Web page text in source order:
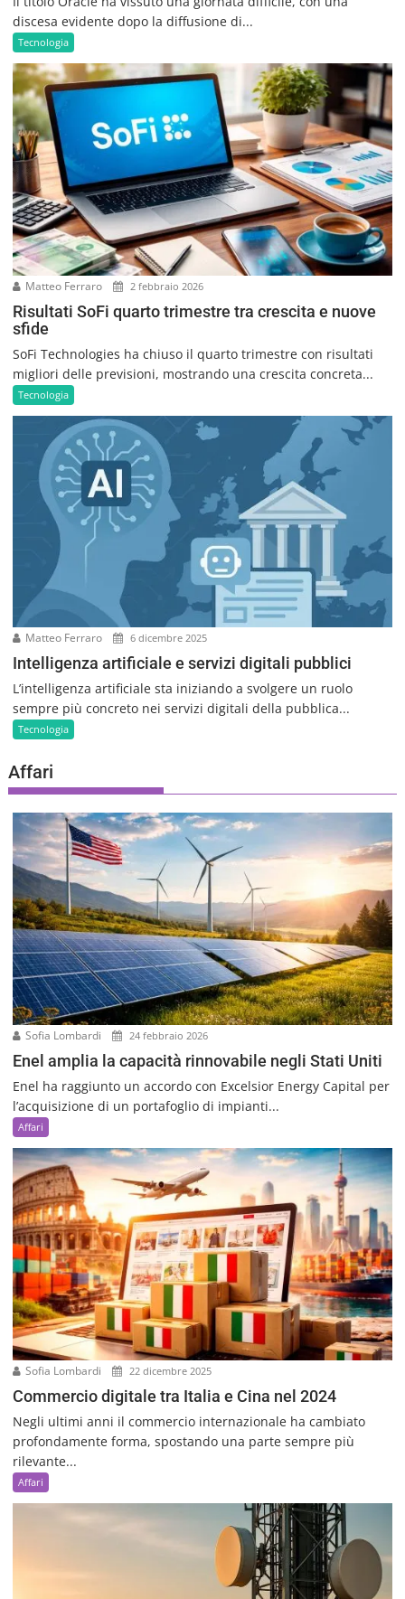
discesa evidente dopo la diffusione di...
Tecnologia
Matteo Ferraro 2 febbraio 2026
Risultati SoFi quarto trimestre tra crescita e nuove
sfide
SoFi Technologies ha chiuso il quarto trimestre con risultati
migliori delle previsioni, mostrando una crescita concreta...
Tecnologia
Matteo Ferraro 6 dicembre 2025
Intelligenza artificiale e servizi digitali pubblici
L’intelligenza artificiale sta iniziando a svolgere un ruolo
sempre più concreto nei servizi digitali della pubblica...
Tecnologia
Affari
Sofia Lombardi 24 febbraio 2026
Enel amplia la capacità rinnovabile negli Stati Uniti
Enel ha raggiunto un accordo con Excelsior Energy Capital per
l’acquisizione di un portafoglio di impianti...
Affari
Sofia Lombardi 22 dicembre 2025
Commercio digitale tra Italia e Cina nel 2024
Negli ultimi anni il commercio internazionale ha cambiato
profondamente forma, spostando una parte sempre più
rilevante...
Affari